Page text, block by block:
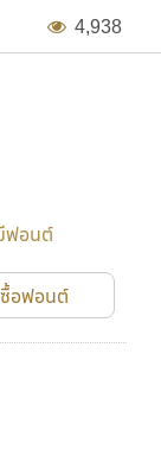
4,938
ฟอนต์
อฟอนต์